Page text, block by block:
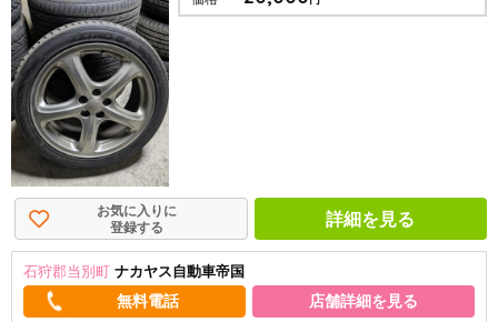
お気に入りに
登録する
詳細を見る
石狩郡当別町 ナカヤス自動車帝国
店舗詳細を見る